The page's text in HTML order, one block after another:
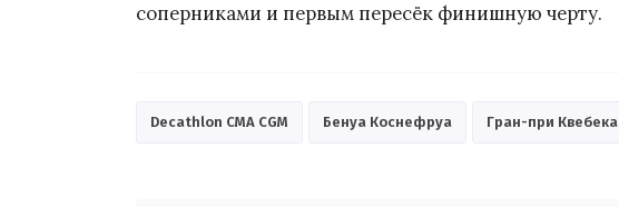
соперниками и первым пересёк финишную черту.
Decathlon CMA CGM Бенуа Коснефруа Гран-при Квебека